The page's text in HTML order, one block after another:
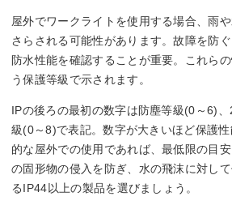
屋外でワークライトを使用する場合、雨
さらされる可能性があります。故障を防
防水性能を確認することが重要。これら
う保護等級で示されます。
IPの後ろの最初の数字は防塵等級(0～6)
級(0～8)で表記。数字が大きいほど保護
的な屋外での使用であれば、最低限の目
の固形物の侵入を防ぎ、水の飛沫に対し
るIP44以上の製品を選びましょう。